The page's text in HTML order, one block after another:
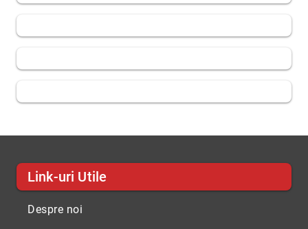
Link-uri Utile
Despre noi